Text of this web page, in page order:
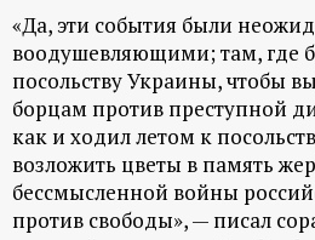
«Да, эти события были
воодушевляющими; там, где
посольству Украины, чтобы
борцам против преступной
как и ходил летом к
возложить цветы в память
бессмысленной войны
против свободы», — писал